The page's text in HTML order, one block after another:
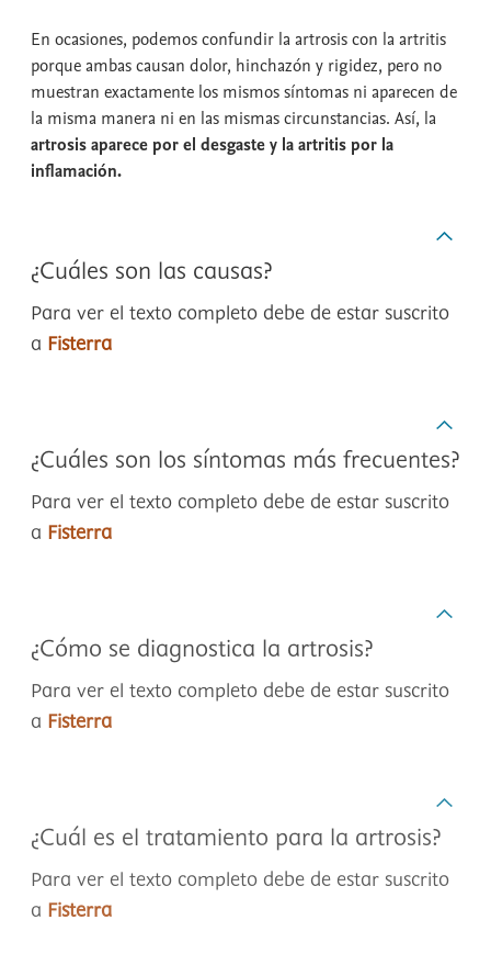
En ocasiones, podemos confundir la artrosis con la artritis
porque ambas causan dolor, hinchazón y rigidez, pero no
muestran exactamente los mismos síntomas ni aparecen de
la misma manera ni en las mismas circunstancias. Así, la
artrosis aparece por el desgaste y la artritis por la
inflamación.
¿Cuáles son las causas?
Para ver el texto completo debe de estar suscrito
a Fisterra
¿Cuáles son los síntomas más frecuentes?
Para ver el texto completo debe de estar suscrito
a Fisterra
¿Cómo se diagnostica la artrosis?
Para ver el texto completo debe de estar suscrito
a Fisterra
¿Cuál es el tratamiento para la artrosis?
Para ver el texto completo debe de estar suscrito
a Fisterra